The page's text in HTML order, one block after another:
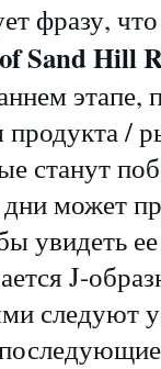
фразу,
Sand Hill
этапе,
/
станут
может
увидеть
J-
следуют